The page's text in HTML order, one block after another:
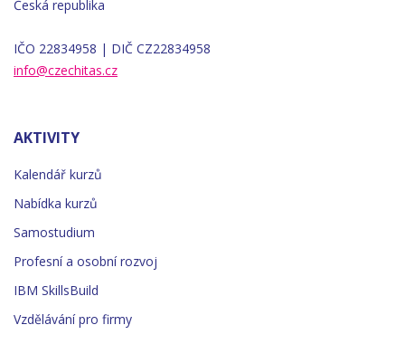
Česká republika
IČO 22834958 | DIČ CZ22834958
info@czechitas.cz
AKTIVITY
Kalendář kurzů
Nabídka kurzů
Samostudium
Profesní a osobní rozvoj
IBM SkillsBuild
Vzdělávání pro firmy